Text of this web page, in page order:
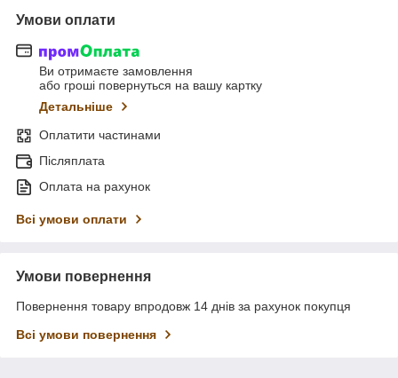
Умови оплати
Ви отримаєте замовлення
або гроші повернуться на вашу картку
Детальніше
Оплатити частинами
Післяплата
Оплата на рахунок
Всі умови оплати
Умови повернення
Повернення товару впродовж 14 днів за рахунок покупця
Всі умови повернення